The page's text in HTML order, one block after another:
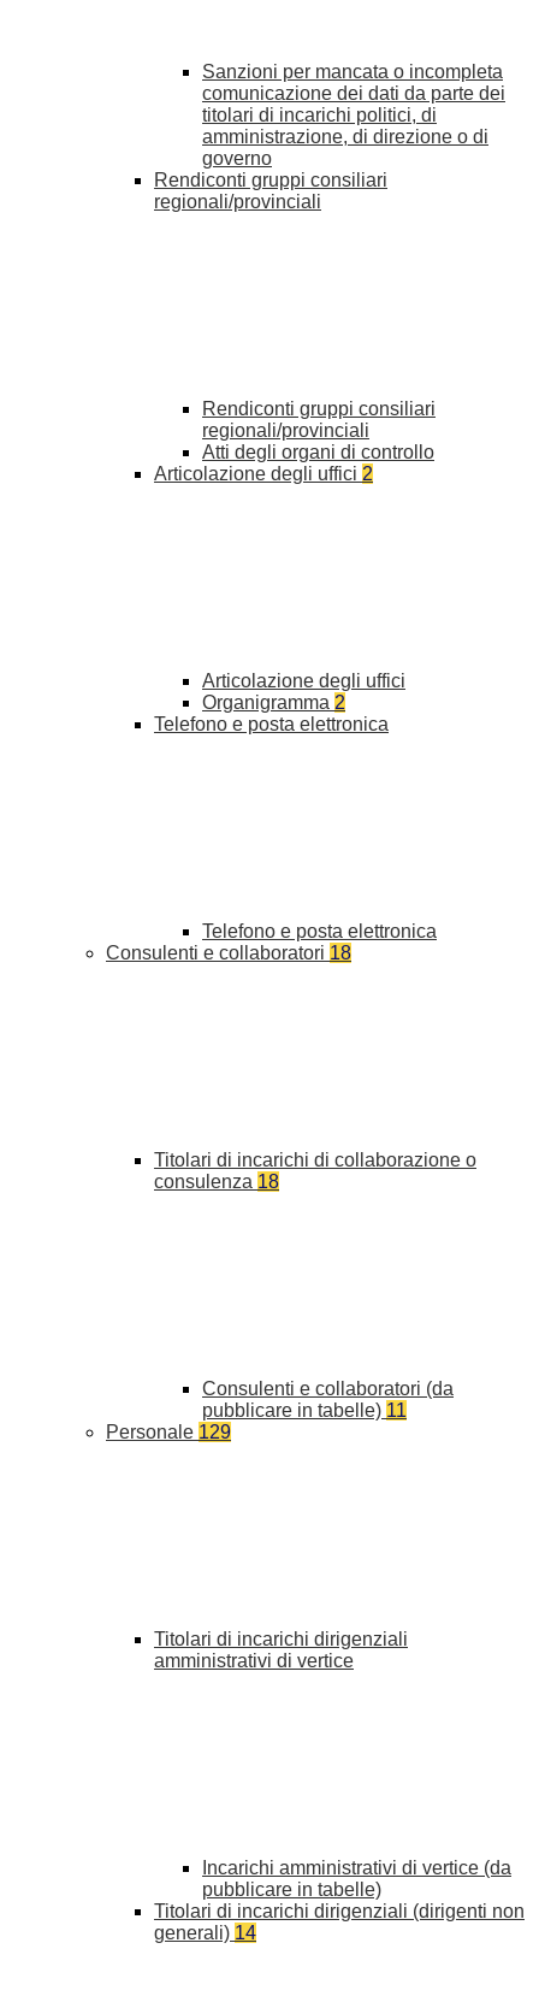
Sanzioni per mancata o incompleta
comunicazione dei dati da parte dei
titolari di incarichi politici, di
amministrazione, di direzione o di
governo
Rendiconti gruppi consiliari
regionali/provinciali
Rendiconti gruppi consiliari
regionali/provinciali
Atti degli organi di controllo
Articolazione degli uffici 2
Articolazione degli uffici
Organigramma 2
Telefono e posta elettronica
Telefono e posta elettronica
Consulenti e collaboratori 18
Titolari di incarichi di collaborazione o
consulenza 18
Consulenti e collaboratori (da
pubblicare in tabelle) 11
Personale 129
Titolari di incarichi dirigenziali
amministrativi di vertice
Incarichi amministrativi di vertice (da
pubblicare in tabelle)
Titolari di incarichi dirigenziali (dirigenti non
generali) 14